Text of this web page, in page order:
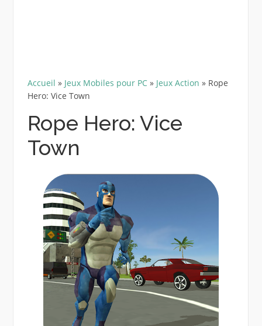
Accueil » Jeux Mobiles pour PC» Jeux Action » Rope
Hero: Vice Town
Rope Hero: Vice
Town